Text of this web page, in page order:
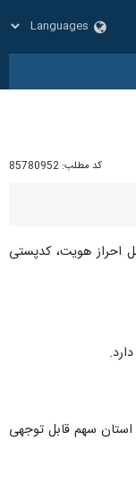
کد مطلب: 85780952
نیز، شامل احراز هویت، کدپستی
شبکه ارتباطی استان سهم قابل توجهی